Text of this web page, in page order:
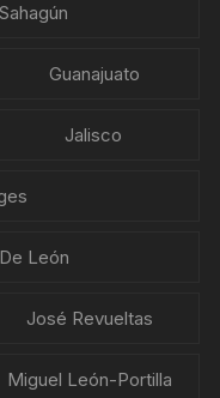
Guanajuato
Jalisco
León
José Revueltas
Miguel León-Portilla